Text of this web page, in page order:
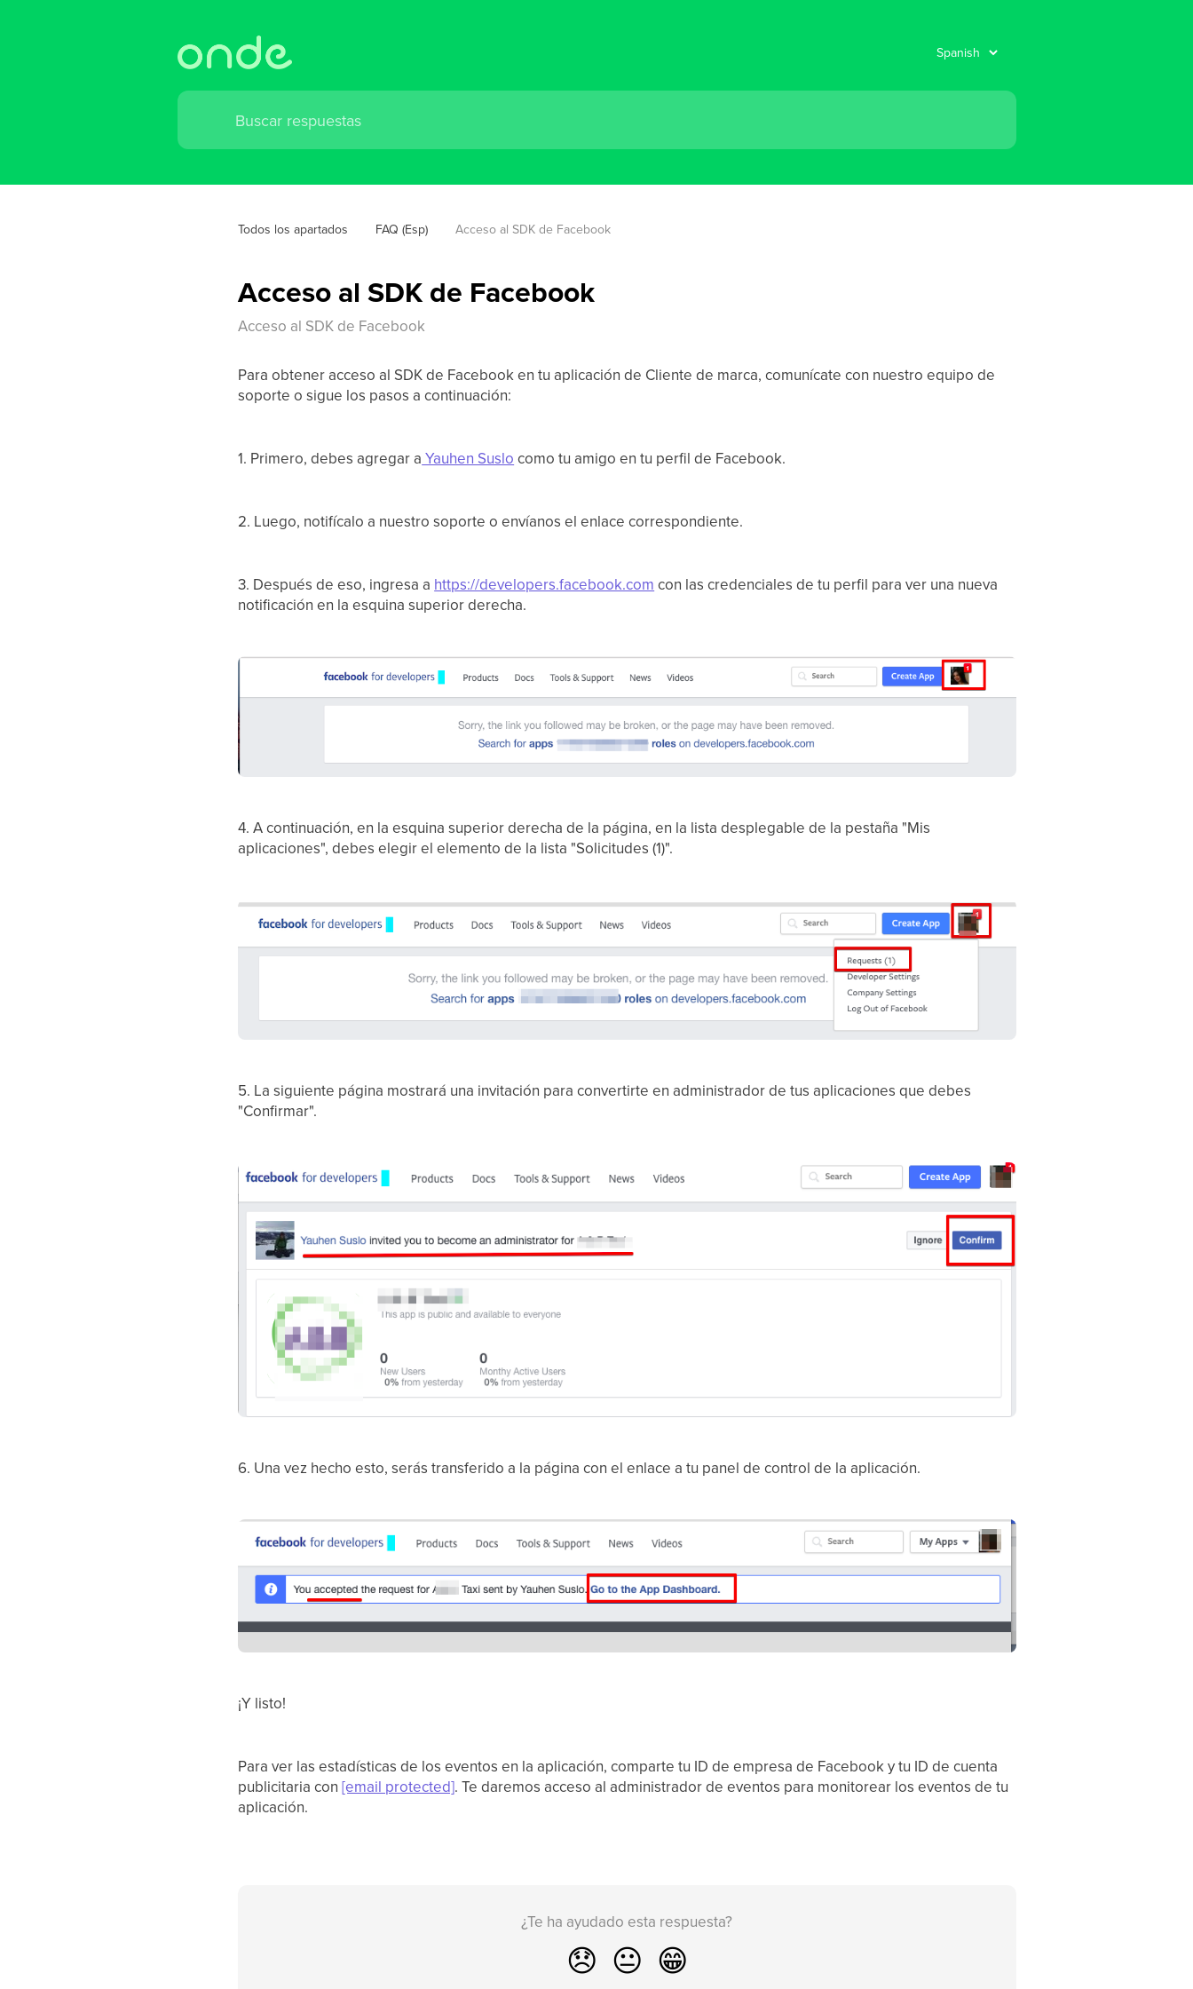
Todos los apartados FAQ (Esp) Acceso al SDK de Facebook
Acceso al SDK de Facebook
Acceso al SDK de Facebook
Para obtener acceso al SDK de Facebook en tu aplicación de Cliente de marca, comunícate con nuestro equipo de
soporte o sigue los pasos a continuación:
1. Primero, debes agregar a Yauhen Suslo como tu amigo en tu perfil de Facebook.
2. Luego, notifícalo a nuestro soporte o envíanos el enlace correspondiente.
3. Después de eso, ingresa a https://developers.facebook.com con las credenciales de tu perfil para ver una nueva
notificación en la esquina superior derecha.
4. A continuación, en la esquina superior derecha de la página, en la lista desplegable de la pestaña "Mis
aplicaciones", debes elegir el elemento de la lista "Solicitudes (1)".
5. La siguiente página mostrará una invitación para convertirte en administrador de tus aplicaciones que debes
"Confirmar".
6. Una vez hecho esto, serás transferido a la página con el enlace a tu panel de control de la aplicación.
¡Y listo!
Para ver las estadísticas de los eventos en la aplicación, comparte tu ID de empresa de Facebook y tu ID de cuenta
publicitaria con[email protected]. Te daremos acceso al administrador de eventos para monitorear los eventos de tu
aplicación.
¿Te ha ayudado esta respuesta?
😞 😐 😁